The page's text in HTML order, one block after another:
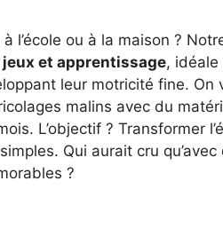
l’école ou à la maison ?
et apprentissage, idéale
leur motricité fine. On
malins avec du
L’objectif ? Transformer
Qui aurait cru qu’avec
?